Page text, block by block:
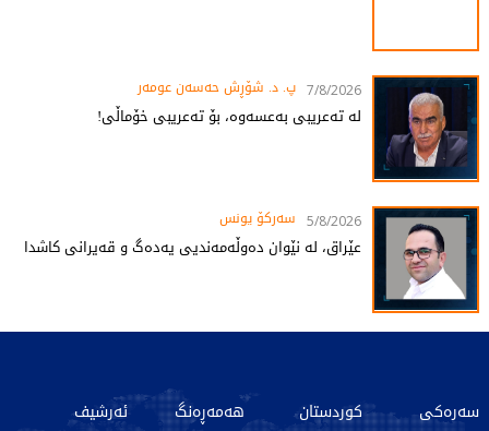
7/8/2026 پ. د. شۆڕش حەسەن عومەر
لە تەعریبی بەعسەوە، بۆ تەعریبی خۆماڵی!
5/8/2026 سەرکۆ یونس
عێراق، لە نێوان دەوڵەمەندیی یەدەگ و قەیرانی کاشدا
سەرەکی
کوردستان
هەمەڕەنگ
ئەرشیف